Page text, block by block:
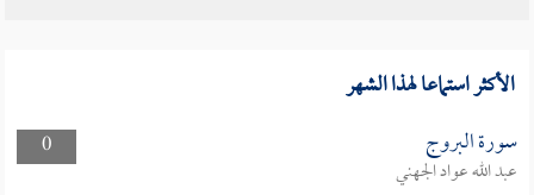
الأكثر استماعا لهذا الشهر
0 سورة البروج
عبد الله عواد الجهني